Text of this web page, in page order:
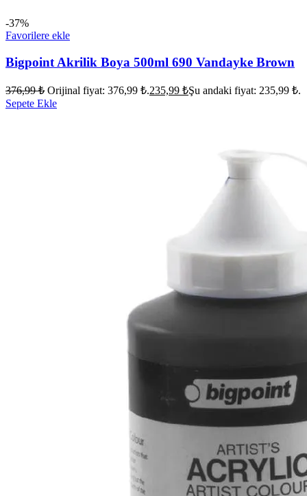
-37%
Favorilere ekle
Bigpoint Akrilik Boya 500ml 690 Vandayke Brown
376,99₺ Orijinal fiyat: 376,99 ₺.235,99 ₺Şu andaki fiyat: 235,99 ₺.
Sepete Ekle